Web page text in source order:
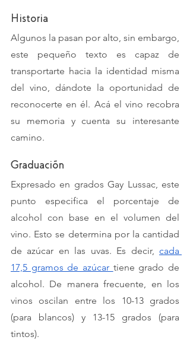
Historia
Algunos la pasan por alto, sin embargo,
este pequeño texto es capaz de
transportarte hacia la identidad misma
del vino, dándote la oportunidad de
reconocerte en él. Acá el vino recobra
su memoria y cuenta su interesante
camino.
Graduación
Expresado en grados Gay Lussac, este
punto especifica el porcentaje de
alcohol con base en el volumen del
vino. Esto se determina por la cantidad
de azúcar en las uvas. Es decir, cada
17,5 gramos de azúcar tiene grado de
alcohol. De manera frecuente, en los
vinos oscilan entre los 10-13 grados
(para blancos) y 13-15 grados (para
tintos).